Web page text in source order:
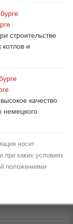
строительстве
и
качество
немецкого
носит
при каких условиях
положениями